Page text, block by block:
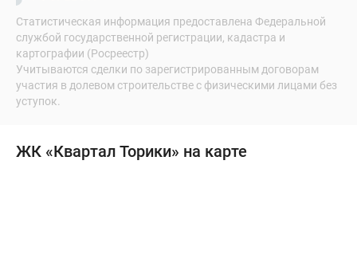
Статистическая информация предоставлена Федеральной
службой государственной регистрации, кадастра и
картографии (Росреестр)
Учитываются сделки по зарегистрированным договорам
участия в долевом строительстве с физическими лицами без
уступок.
ЖК «Квартал Торики» на карте